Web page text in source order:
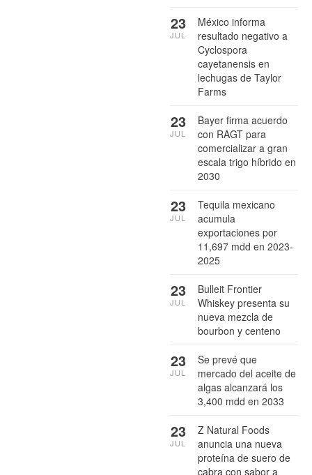
México informa
resultado negativo a
Cyclospora
cayetanensis en
lechugas de Taylor
Farms
23
JUL
Bayer firma acuerdo
con RAGT para
comercializar a gran
escala trigo híbrido en
2030
23
JUL
Tequila mexicano
acumula
exportaciones por
11,697 mdd en 2023-
2025
23
JUL
Bulleit Frontier
Whiskey presenta su
nueva mezcla de
bourbon y centeno
23
JUL
Se prevé que
mercado del aceite de
algas alcanzará los
3,400 mdd en 2033
23
JUL
Z Natural Foods
anuncia una nueva
proteína de suero de
cabra con sabor a
23
JUL